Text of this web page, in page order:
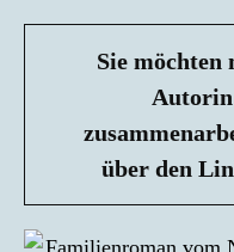
Sie
über den